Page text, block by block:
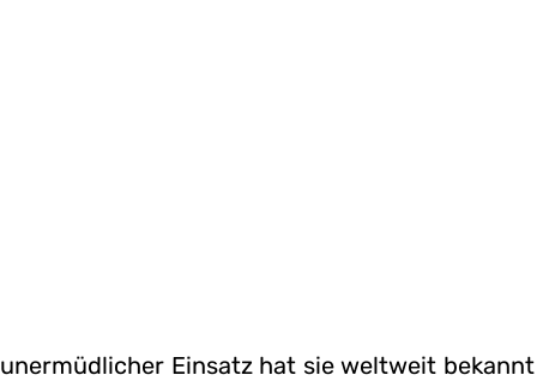
unermüdlicher Einsatz hat sie weltweit bekannt